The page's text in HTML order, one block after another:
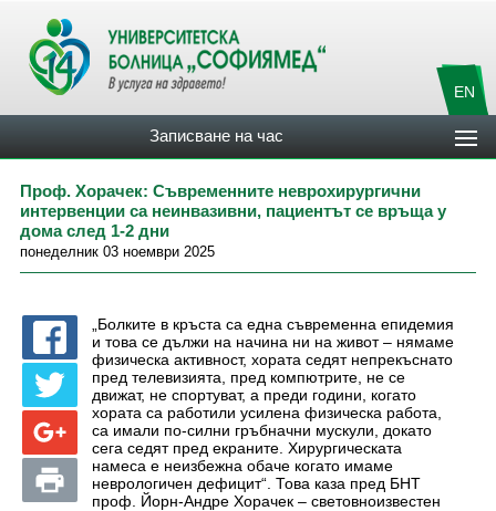
EN
Записване на час
Проф. Хорачек: Съвременните неврохирургични
интервенции са неинвазивни, пациентът се връща у
дома след 1-2 дни
понеделник 03 ноември 2025
„Болките в кръста са една съвременна епидемия
и това се дължи на начина ни на живот – нямаме
физическа активност, хората седят непрекъснато
пред телевизията, пред компютрите, не се
движат, не спортуват, а преди години, когато
хората са работили усилена физическа работа,
са имали по-силни гръбначни мускули, докато
сега седят пред екраните. Хирургическата
намеса е неизбежна обаче когато имаме
неврологичен дефицит“. Това каза пред БНТ
проф. Йорн-Андре Хорачек – световноизвестен